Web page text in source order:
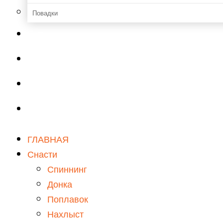
Повадки
ГЛАВНАЯ
Снасти
Спиннинг
Донка
Поплавок
Нахлыст